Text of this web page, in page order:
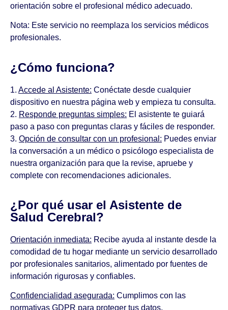
orientación sobre el profesional médico adecuado.
Nota: Este servicio no reemplaza los servicios médicos
profesionales.
¿Cómo funciona?
1. Accede al Asistente: Conéctate desde cualquier
dispositivo en nuestra página web y empieza tu consulta.
2. Responde preguntas simples: El asistente te guiará
paso a paso con preguntas claras y fáciles de responder.
3. Opción de consultar con un profesional: Puedes enviar
la conversación a un médico o psicólogo especialista de
nuestra organización para que la revise, apruebe y
complete con recomendaciones adicionales.
¿Por qué usar el Asistente de
Salud Cerebral?
Orientación inmediata: Recibe ayuda al instante desde la
comodidad de tu hogar mediante un servicio desarrollado
por profesionales sanitarios, alimentado por fuentes de
información rigurosas y confiables.
Confidencialidad asegurada: Cumplimos con las
normativas GDPR para proteger tus datos.